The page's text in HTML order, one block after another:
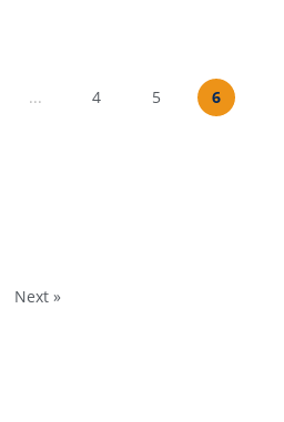
... 4 5 6
Next »